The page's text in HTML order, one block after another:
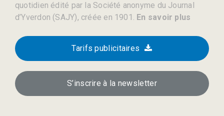
quotidien édité par la Société anonyme du Journal
d’Yverdon (SAJY), créée en 1901. En savoir plus
Tarifs publicitaires
S’inscrire à la newsletter